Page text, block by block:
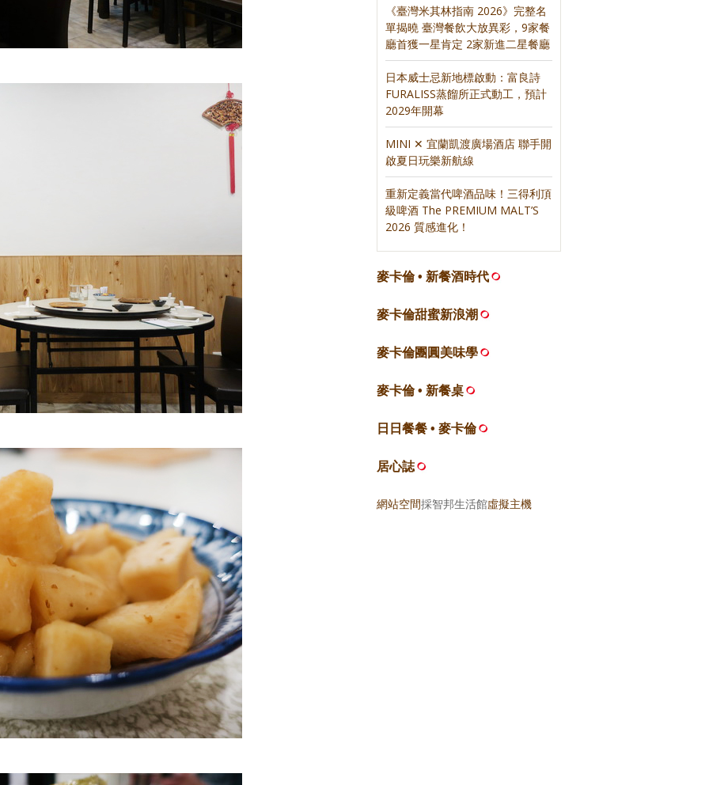
《臺灣米其林指南 2026》完整名
單揭曉 臺灣餐飲大放異彩，9家餐
廳首獲一星肯定 2家新進二星餐廳
日本威士忌新地標啟動：富良詩
FURALISS蒸餾所正式動工，預計
2029年開幕
MINI ✕ 宜蘭凱渡廣場酒店 聯手開
啟夏日玩樂新航線
重新定義當代啤酒品味！三得利頂
級啤酒 The PREMIUM MALT’S
2026 質感進化！
麥卡倫 • 新餐酒時代
麥卡倫甜蜜新浪潮
麥卡倫團圓美味學
麥卡倫 • 新餐桌
日日餐餐 • 麥卡倫
居心誌
網站空間採智邦生活館虛擬主機